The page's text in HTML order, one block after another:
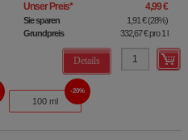
Unser Preis* 4,99 €
Sie sparen 1,91 €(28%)
Grundpreis
332,67 €pro 1 l
Details
100 ml
20%